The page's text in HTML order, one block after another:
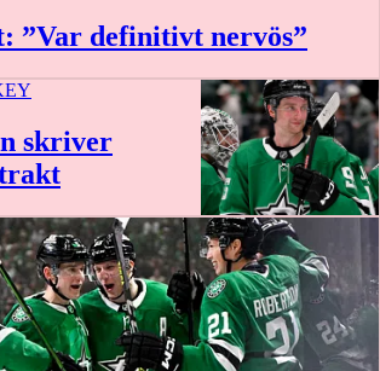
”Var definitivt nervös”
skriver